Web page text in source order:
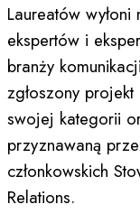
Laureatów
ekspertów i
branży
zgłoszony
swojej kategorii
przyznawaną
członkowskich
Relations.